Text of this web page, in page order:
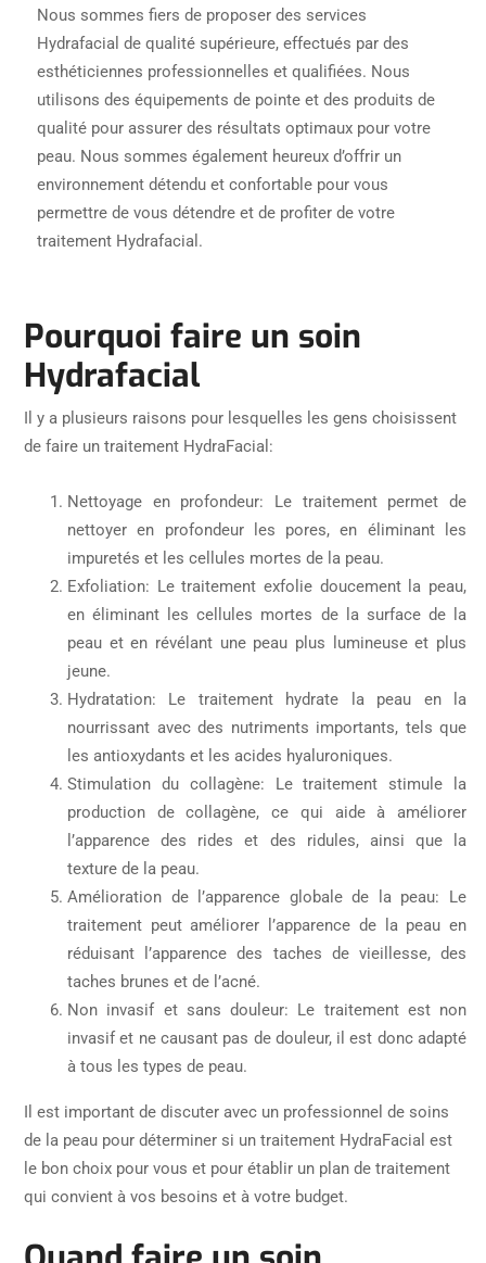
Nous sommes fiers de proposer des services
Hydrafacial de qualité supérieure, effectués par des
esthéticiennes professionnelles et qualifiées. Nous
utilisons des équipements de pointe et des produits de
qualité pour assurer des résultats optimaux pour votre
peau. Nous sommes également heureux d’offrir un
environnement détendu et confortable pour vous
permettre de vous détendre et de profiter de votre
traitement Hydrafacial.
Pourquoi faire un soin
Hydrafacial
Il y a plusieurs raisons pour lesquelles les gens choisissent
de faire un traitement HydraFacial:
Nettoyage en profondeur: Le traitement permet de
nettoyer en profondeur les pores, en éliminant les
impuretés et les cellules mortes de la peau.
Exfoliation: Le traitement exfolie doucement la peau,
en éliminant les cellules mortes de la surface de la
peau et en révélant une peau plus lumineuse et plus
jeune.
Hydratation: Le traitement hydrate la peau en la
nourrissant avec des nutriments importants, tels que
les antioxydants et les acides hyaluroniques.
Stimulation du collagène: Le traitement stimule la
production de collagène, ce qui aide à améliorer
l’apparence des rides et des ridules, ainsi que la
texture de la peau.
Amélioration de l’apparence globale de la peau: Le
traitement peut améliorer l’apparence de la peau en
réduisant l’apparence des taches de vieillesse, des
taches brunes et de l’acné.
Non invasif et sans douleur: Le traitement est non
invasif et ne causant pas de douleur, il est donc adapté
à tous les types de peau.
Il est important de discuter avec un professionnel de soins
de la peau pour déterminer si un traitement HydraFacial est
le bon choix pour vous et pour établir un plan de traitement
qui convient à vos besoins et à votre budget.